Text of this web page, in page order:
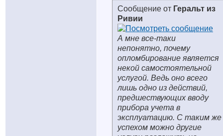
Сообщение от Геральт из
Ривии
А мне все-таки
непонятно, почему
опломбирование является
некой самостоятельной
услугой. Ведь оно всего
лишь одно из действий,
предшествующих вводу
прибора учета в
эксплуатацию. С таким же
успехом можно другие